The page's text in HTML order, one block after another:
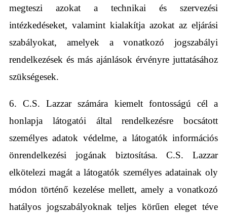
megteszi azokat a technikai és szervezési
intézkedéseket, valamint kialakítja azokat az eljárási
szabályokat, amelyek a vonatkozó jogszabályi
rendelkezések és más ajánlások érvényre juttatásához
szükségesek.
6. C.S. Lazzar számára kiemelt fontosságú cél a
honlapja látogatói által rendelkezésre bocsátott
személyes adatok védelme, a látogatók információs
önrendelkezési jogának biztosítása. C.S. Lazzar
elkötelezi magát a látogatók személyes adatainak oly
módon történő kezelése mellett, amely a vonatkozó
hatályos jogszabályoknak teljes körűen eleget téve